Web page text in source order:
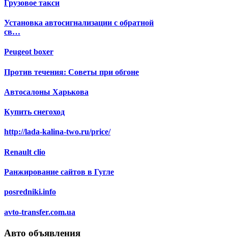
Грузовое такси
Установка автосигнализации с обратной
св…
Peugeot boxer
Против течения: Советы при обгоне
Автосалоны Харькова
Купить снегоход
http://lada-kalina-two.ru/price/
Renault clio
Ранжирование сайтов в Гугле
posredniki.info
avto-transfer.com.ua
Авто объявления